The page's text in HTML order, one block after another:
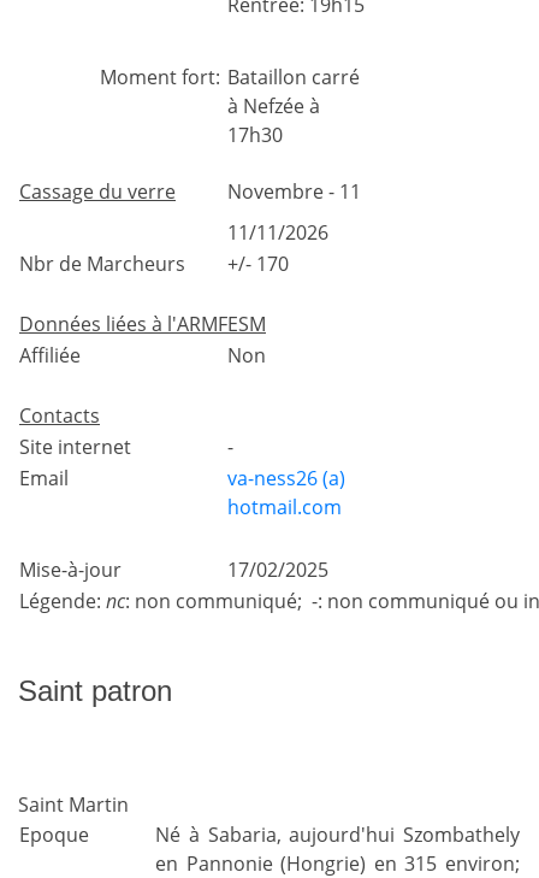
Moment fort: Bataillon carré
à Nefzée à
17h30
Cassage du verre
Novembre - 11
11/11/2026
Nbr de Marcheurs
+/- 170
Données liées à l'ARMFESM
Affiliée
Non
Contacts
Site internet
-
Email
va-ness26 (a)
hotmail.com
Mise-à-jour
17/02/2025
Légende: nc: non communiqué; -: non communiqué ou
Saint patron
Saint Martin
Epoque
Né à Sabaria, aujourd'hui Szombathely
en Pannonie (Hongrie) en 315 environ;